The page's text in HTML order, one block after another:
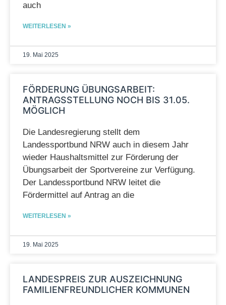
auch
WEITERLESEN »
19. Mai 2025
FÖRDERUNG ÜBUNGSARBEIT:
ANTRAGSSTELLUNG NOCH BIS 31.05.
MÖGLICH
Die Landesregierung stellt dem
Landessportbund NRW auch in diesem Jahr
wieder Haushaltsmittel zur Förderung der
Übungsarbeit der Sportvereine zur Verfügung.
Der Landessportbund NRW leitet die
Fördermittel auf Antrag an die
WEITERLESEN »
19. Mai 2025
LANDESPREIS ZUR AUSZEICHNUNG
FAMILIENFREUNDLICHER KOMMUNEN